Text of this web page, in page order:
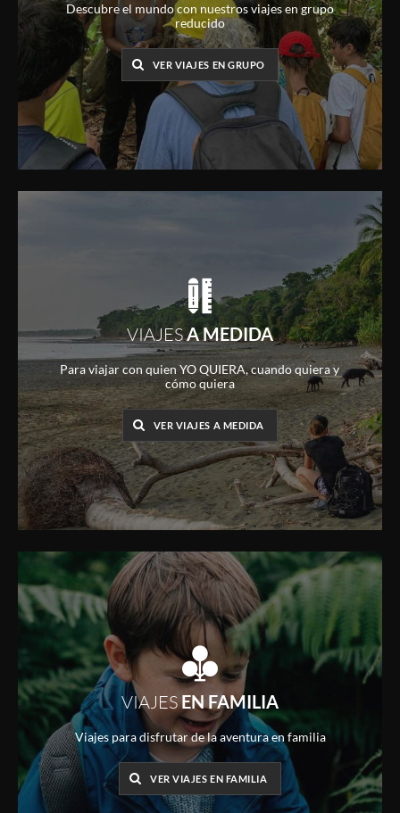
Descubre el mundo con nuestros viajes en grupo
reducido
VER VIAJES EN GRUPO
VIAJESA MEDIDA
Para viajar con quien YO QUIERA, cuando quiera y
cómo quiera
VER VIAJES A MEDIDA
VIAJESEN FAMILIA
Viajes para disfrutar de la aventura en familia
VER VIAJES EN FAMILIA